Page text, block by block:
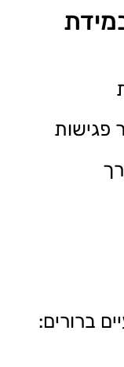
פגישות
ברורים: